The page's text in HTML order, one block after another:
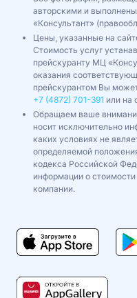
авторскими и
«Консультант»
Цены, указанные на
Стоимость услуг
прейскуранту МЦ
оказания
прейскурантом Вы
+7 (4872) 701-391 или на
Обращаем ваше
носит исключительно
каких условиях не
определяемой
кодекса Российской
информации о
компании.